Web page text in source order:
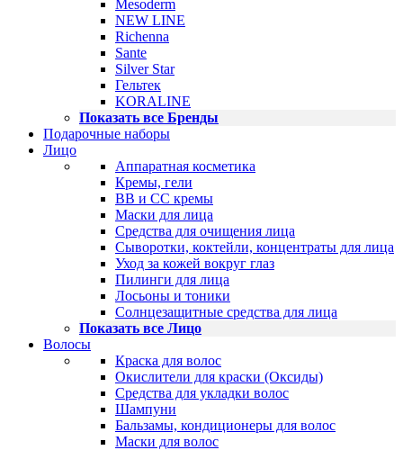
Mesoderm
NEW LINE
Richenna
Sante
Silver Star
Гельтек
KORALINE
Показать все Бренды
Подарочные наборы
Лицо
Аппаратная косметика
Кремы, гели
BB и CC кремы
Маски для лица
Средства для очищения лица
Сыворотки, коктейли, концентраты для лица
Уход за кожей вокруг глаз
Пилинги для лица
Лосьоны и тоники
Солнцезащитные средства для лица
Показать все Лицо
Волосы
Краска для волос
Окислители для краски (Оксиды)
Средства для укладки волос
Шампуни
Бальзамы, кондиционеры для волос
Маски для волос